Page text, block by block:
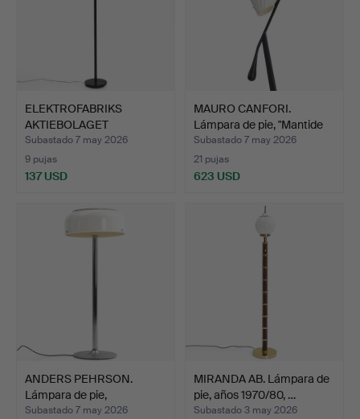
ELEKTROFABRIKS
AKTIEBOLAGET
ESKILSTUNA (EA…
Subastado 7 may 2026
9 pujas
137 USD
MAURO CANFORI.
Lámpara de pie, "Mantide
31…
Subastado 7 may 2026
21 pujas
623 USD
ANDERS PEHRSON.
Lámpara de pie,
"Knubbling…
Subastado 7 may 2026
MIRANDA AB. Lámpara de
pie, años 1970/80, …
Subastado 3 may 2026